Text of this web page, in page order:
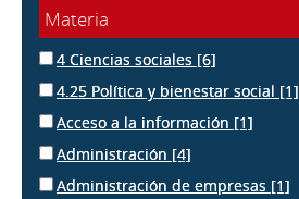
Materia
4 Ciencias sociales [6]
4.25 Política y bienestar social [1]
Acceso a la información [1]
Administración [4]
Administración de empresas [1]